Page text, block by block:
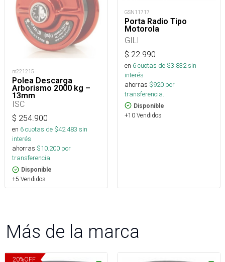
m221215
Polea Descarga
Arborismo 2000 kg –
13mm
ISC
$ 254.900
en 6cuotas de $42.483 sin
interés
ahorras $10.200 por
transferencia.
Disponible
+5 Vendidos
GSN11717
Porta Radio Tipo
Motorola
GILI
$ 22.990
en 6cuotas de $3.832sin
interés
ahorras $920 por
transferencia.
Disponible
+10 Vendidos
Más de la marca
20%OFF